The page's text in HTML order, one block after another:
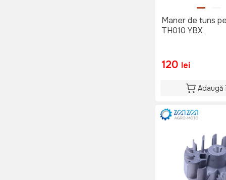
Maner de tuns
TH010 YBX
120 lei
Adaugă